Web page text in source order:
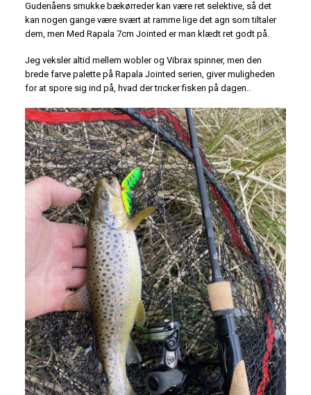
Gudenåens smukke bækørreder kan være ret selektive, så det
kan nogen gange være svært at ramme lige det agn som tiltaler
dem, men Med Rapala 7cm Jointed er man klædt ret godt på.
Jeg veksler altid mellem wobler og Vibrax spinner, men den
brede farve palette på Rapala Jointed serien, giver muligheden
for at spore sig ind på, hvad der tricker fisken på dagen..